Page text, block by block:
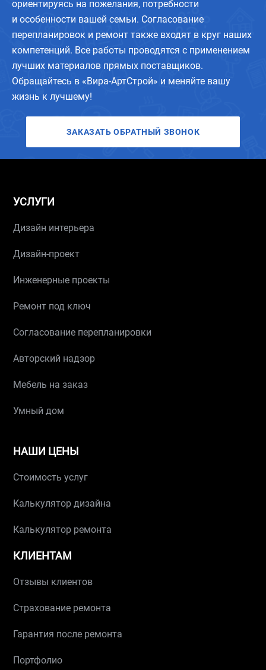
ориентируясь на пожелания, потребности
и особенности вашей семьи. Согласование
перепланировок и ремонт также входят в круг наших
компетенций. Все работы проводятся с применением
лучших материалов прямых поставщиков.
Обращайтесь в «Вира-АртСтрой» и меняйте вашу
жизнь к лучшему!
ЗАКАЗАТЬ ОБРАТНЫЙ ЗВОНОК
УСЛУГИ
Дизайн интерьера
Дизайн-проект
Инженерные проекты
Ремонт под ключ
Согласование перепланировки
Авторский надзор
Мебель на заказ
Умный дом
НАШИ ЦЕНЫ
Стоимость услуг
Калькулятор дизайна
Калькулятор ремонта
КЛИЕНТАМ
Отзывы клиентов
Страхование ремонта
Гарантия после ремонта
Портфолио